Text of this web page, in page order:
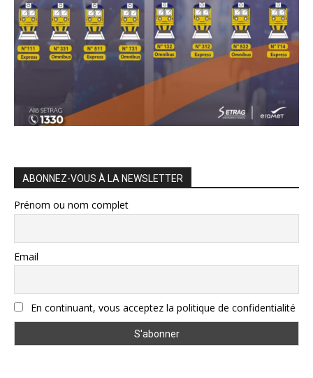
ABONNEZ-VOUS À LA NEWSLETTER
Prénom ou nom complet
Email
En continuant, vous acceptez la politique de confidentialité